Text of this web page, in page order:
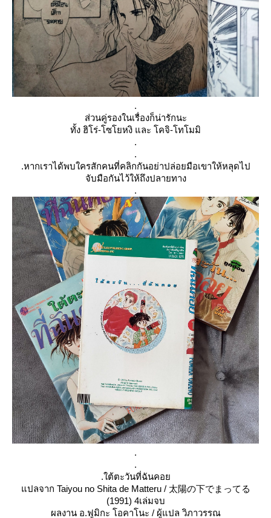
.
ส่วนคู่รองในเรื่องก็น่ารักนะ
ทั้ง ฮิโร่-โซโยหงิ และ โคจิ-โทโมมิ
.
.
.หากเราได้พบใครสักคนที่คลิกกันอย่าปล่อยมือเขาให้หลุดไป
จับมือกันไว้ให้ถึงปลายทาง
.
.
.
.ต้ตะวันที่ฉันคอ
ปลจาก Taiyou no Shita de Matteru / 太陽の下でまってる
(1991) 4เล่มจบ
ผลงาน อ.ฟูมิกะ โอคาโนะ / ผู้แปล วิภาวรรณ